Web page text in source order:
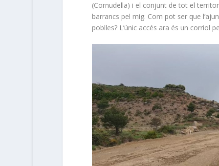
(Cornudella) i el conjunt de tot el
barrancs pel mig. Com pot ser que
poblles? L’únic accés ara és un corriol